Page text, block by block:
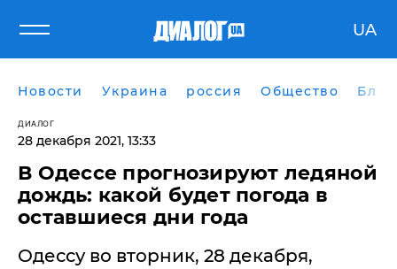
UA
Новости Украина россия Общество
ДИАЛОГ
28 декабря 2021, 13:33
В Одессе прогнозируют ледяной
дождь: какой будет погода в
оставшиеся дни года
Одессу во вторник, 28 декабря,